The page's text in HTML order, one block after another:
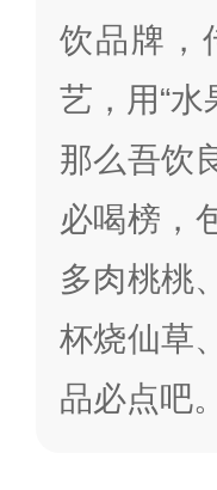
饮品牌，
艺，用“
那么吾饮
必喝榜，
多肉桃桃
杯烧仙草
品必点吧。